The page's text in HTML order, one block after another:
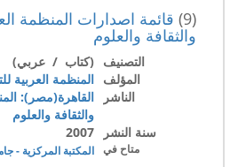
(9) قائمة اصدارات المنظمة
والثقافة والعلوم
التصنيف
(كتاب / عربي)
المؤلف المنظمة العربية
الناشر
القاهرة(مصر):
والثقافة والعلوم
سنة النشر
2007
متاح في المكتبة المركزية -